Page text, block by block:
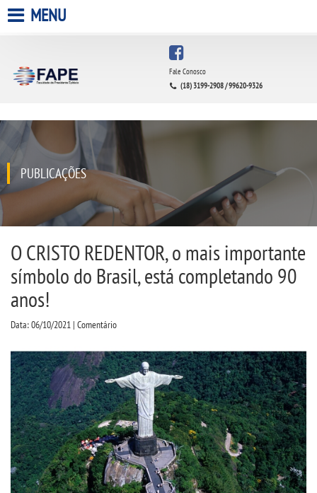
A FACULDADE
QUEM SOMOS
INFRAESTRUTURA
BIBLIOTECA
CPA
CPSA
PROUNI
CURSOS
BACHARELADOS
LICENCIATURAS
MENU
Fale Conosco
(18) 3199-2908 / 99620-9326
PUBLICAÇÕES
O CRISTO REDENTOR, o mais importante
símbolo do Brasil, está completando 90
anos!
Data: 06/10/2021 | Comentário